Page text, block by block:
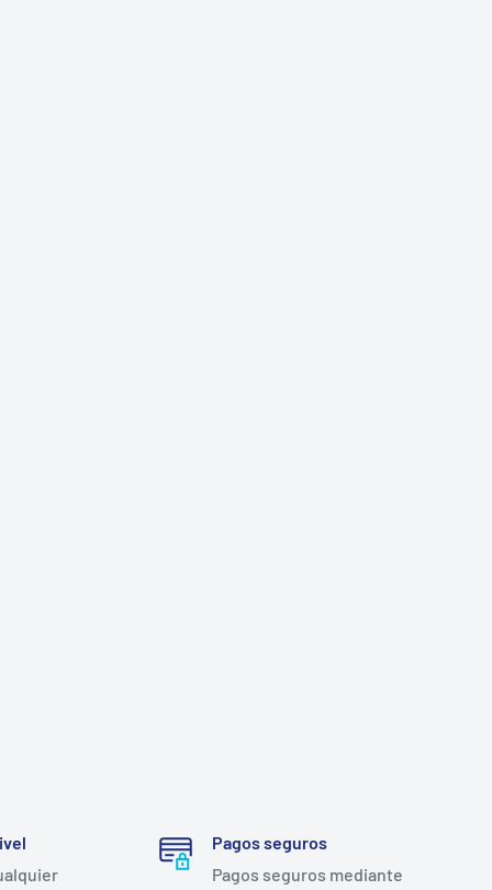
Pagos seguros
Pagos seguros mediante